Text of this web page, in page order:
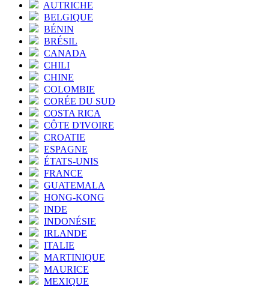
AUTRICHE
BELGIQUE
BÉNIN
BRÉSIL
CANADA
CHILI
CHINE
COLOMBIE
CORÉE DU SUD
COSTA RICA
CÔTE D'IVOIRE
CROATIE
ESPAGNE
ÉTATS-UNIS
FRANCE
GUATEMALA
HONG-KONG
INDE
INDONÉSIE
IRLANDE
ITALIE
MARTINIQUE
MAURICE
MEXIQUE